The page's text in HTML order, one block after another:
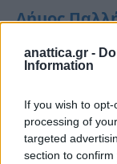
anattica.gr -
Information
If you wish to
processing of
targeted
section to
Δήμος
ΚΑΛΟΥΝΤΑΙ ΟΙ
ΚΛΑΣΗ 2026)